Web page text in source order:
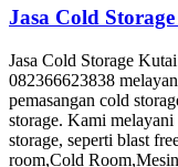
Jasa Cold
Jasa Cold Storage
082366623838
pemasangan cold
storage. Kami
storage, seperti blast
room,Cold